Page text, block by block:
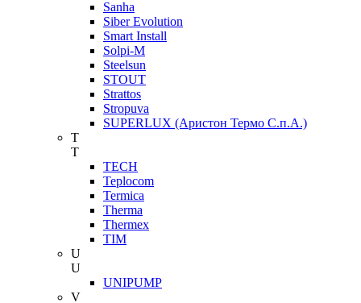
Sanha
Siber Evolution
Smart Install
Solpi-M
Steelsun
STOUT
Strattos
Stropuva
SUPERLUX (Аристон Термо С.п.А.)
T
T
TECH
Teplocom
Termica
Therma
Thermex
TIM
U
U
UNIPUMP
V